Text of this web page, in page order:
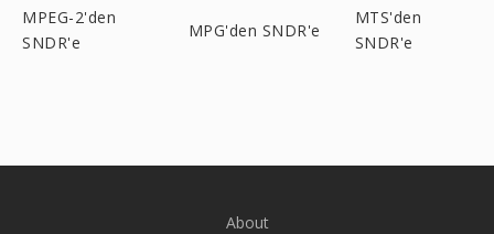
MPEG-2'den
SNDR'e
MPG'den SNDR'e
MTS'den
SNDR'e
About